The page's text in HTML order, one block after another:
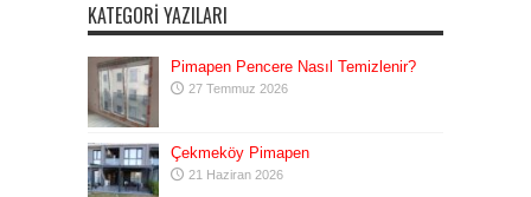
KATEGORI YAZILARI
Pimapen Pencere Nasıl Temizlenir?
27 Temmuz 2026
Çekmeköy Pimapen
21 Haziran 2026